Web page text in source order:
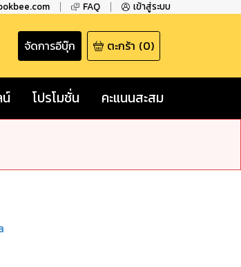
FAQ เข้าสู่ระบบ
จัดการอีบุ๊ก ตะกร้า (0)
โปรโมชั่น คะแนนสะสม